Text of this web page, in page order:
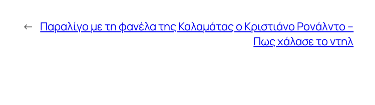
← Παραλίγο με τη φανέλα της Καλαμάτας ο Κριστιάνο Ρονάλντο –
Πως χάλασε το ντηλ